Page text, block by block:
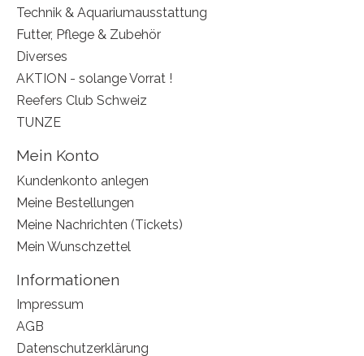
Technik & Aquariumausstattung
Futter, Pflege & Zubehör
Diverses
AKTION - solange Vorrat !
Reefers Club Schweiz
TUNZE
Mein Konto
Kundenkonto anlegen
Meine Bestellungen
Meine Nachrichten (Tickets)
Mein Wunschzettel
Informationen
Impressum
AGB
Datenschutzerklärung